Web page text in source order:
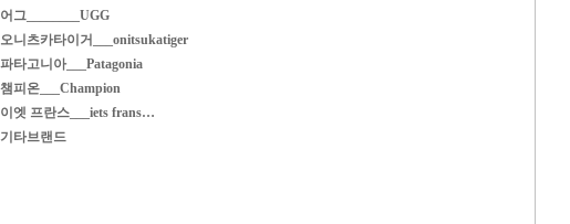
어그________UGG
오니츠카타이거___onitsukatiger
파타고니아___Patagonia
챔피온___Champion
이엣 프란스___iets frans…
기타브랜드